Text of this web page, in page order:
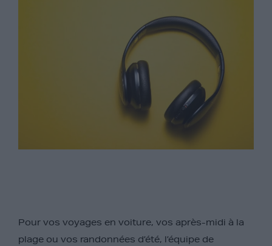
Pour vos voyages en voiture, vos après-midi à la
plage ou vos randonnées d’été, l’équipe de